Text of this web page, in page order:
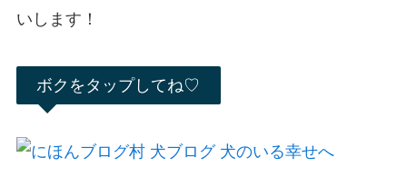
いします！
ボクをタップしてね♡